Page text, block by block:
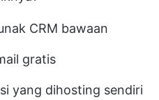
CRM bawaan
gratis
yang dihosting sendiri